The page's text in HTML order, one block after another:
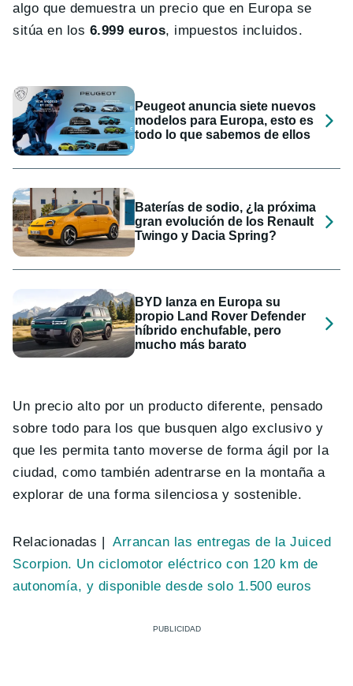
algo que demuestra un precio que en Europa se
sitúa en los 6.999 euros, impuestos incluidos.
Peugeot anuncia siete nuevos
modelos para Europa, esto es
todo lo que sabemos de ellos
Baterías de sodio, ¿la próxima
gran evolución de los Renault
Twingo y Dacia Spring?
BYD lanza en Europa su
propio Land Rover Defender
híbrido enchufable, pero
mucho más barato
Un precio alto por un producto diferente, pensado
sobre todo para los que busquen algo exclusivo y
que les permita tanto moverse de forma ágil por la
ciudad, como también adentrarse en la montaña a
explorar de una forma silenciosa y sostenible.
Relacionadas |Arrancan las entregas de la Juiced
Scorpion. Un ciclomotor eléctrico con 120 km de
autonomía, y disponible desde solo 1.500 euros